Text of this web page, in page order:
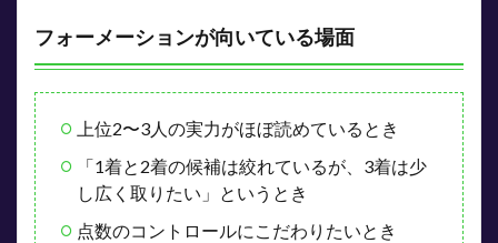
フォーメーションが向いている場面
上位2〜3人の実力がほぼ読めているとき
「1着と2着の候補は絞れているが、3着は少
し広く取りたい」というとき
点数のコントロールにこだわりたいとき